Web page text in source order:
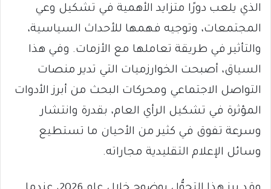
الذي يلعب دورًا متزايد الأهمية في تشكيل وعي
المجتمعات، وتوجيه فهمها للأحداث السياسية،
والتأثير في طريقة تعاملها مع الأزمات. وفي هذا
السياق، أصبحت الخوارزميات التي تدير منصات
التواصل الاجتماعي ومحركات البحث من أبرز الأدوات
المؤثرة في تشكيل الرأي العام، بقدرة وانتشار
وسرعة تفوق في كثير من الأحيان ما تستطيع
وسائل الإعلام التقليدية مجاراته.